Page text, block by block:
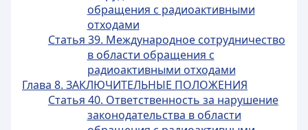
обращения с радиоактивными
отходами
Статья 39. Международное сотрудничество
в области обращения с
радиоактивными отходами
Глава 8. ЗАКЛЮЧИТЕЛЬНЫЕ ПОЛОЖЕНИЯ
Статья 40. Ответственность за нарушение
законодательства в области